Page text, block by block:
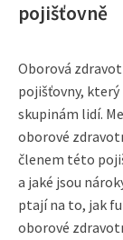
pojišťovně
Oborová
pojišťovny, který
skupinám lidí.
oborové
členem této
a jaké jsou
ptají na to, jak
oborové